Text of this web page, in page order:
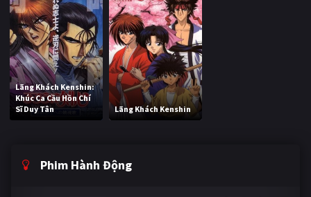
Lãng Khách Kenshin:
Khúc Ca Cầu Hồn Chí
Sĩ Duy Tân
Lãng Khách Kenshin
Phim Hành Động